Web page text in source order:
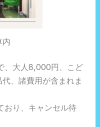
内
、大人8,000円、こど
、諸費用が含まれま
おり、キャンセル待